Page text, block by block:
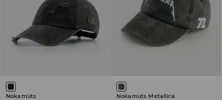
Nokamüts Nokamüts Metallica